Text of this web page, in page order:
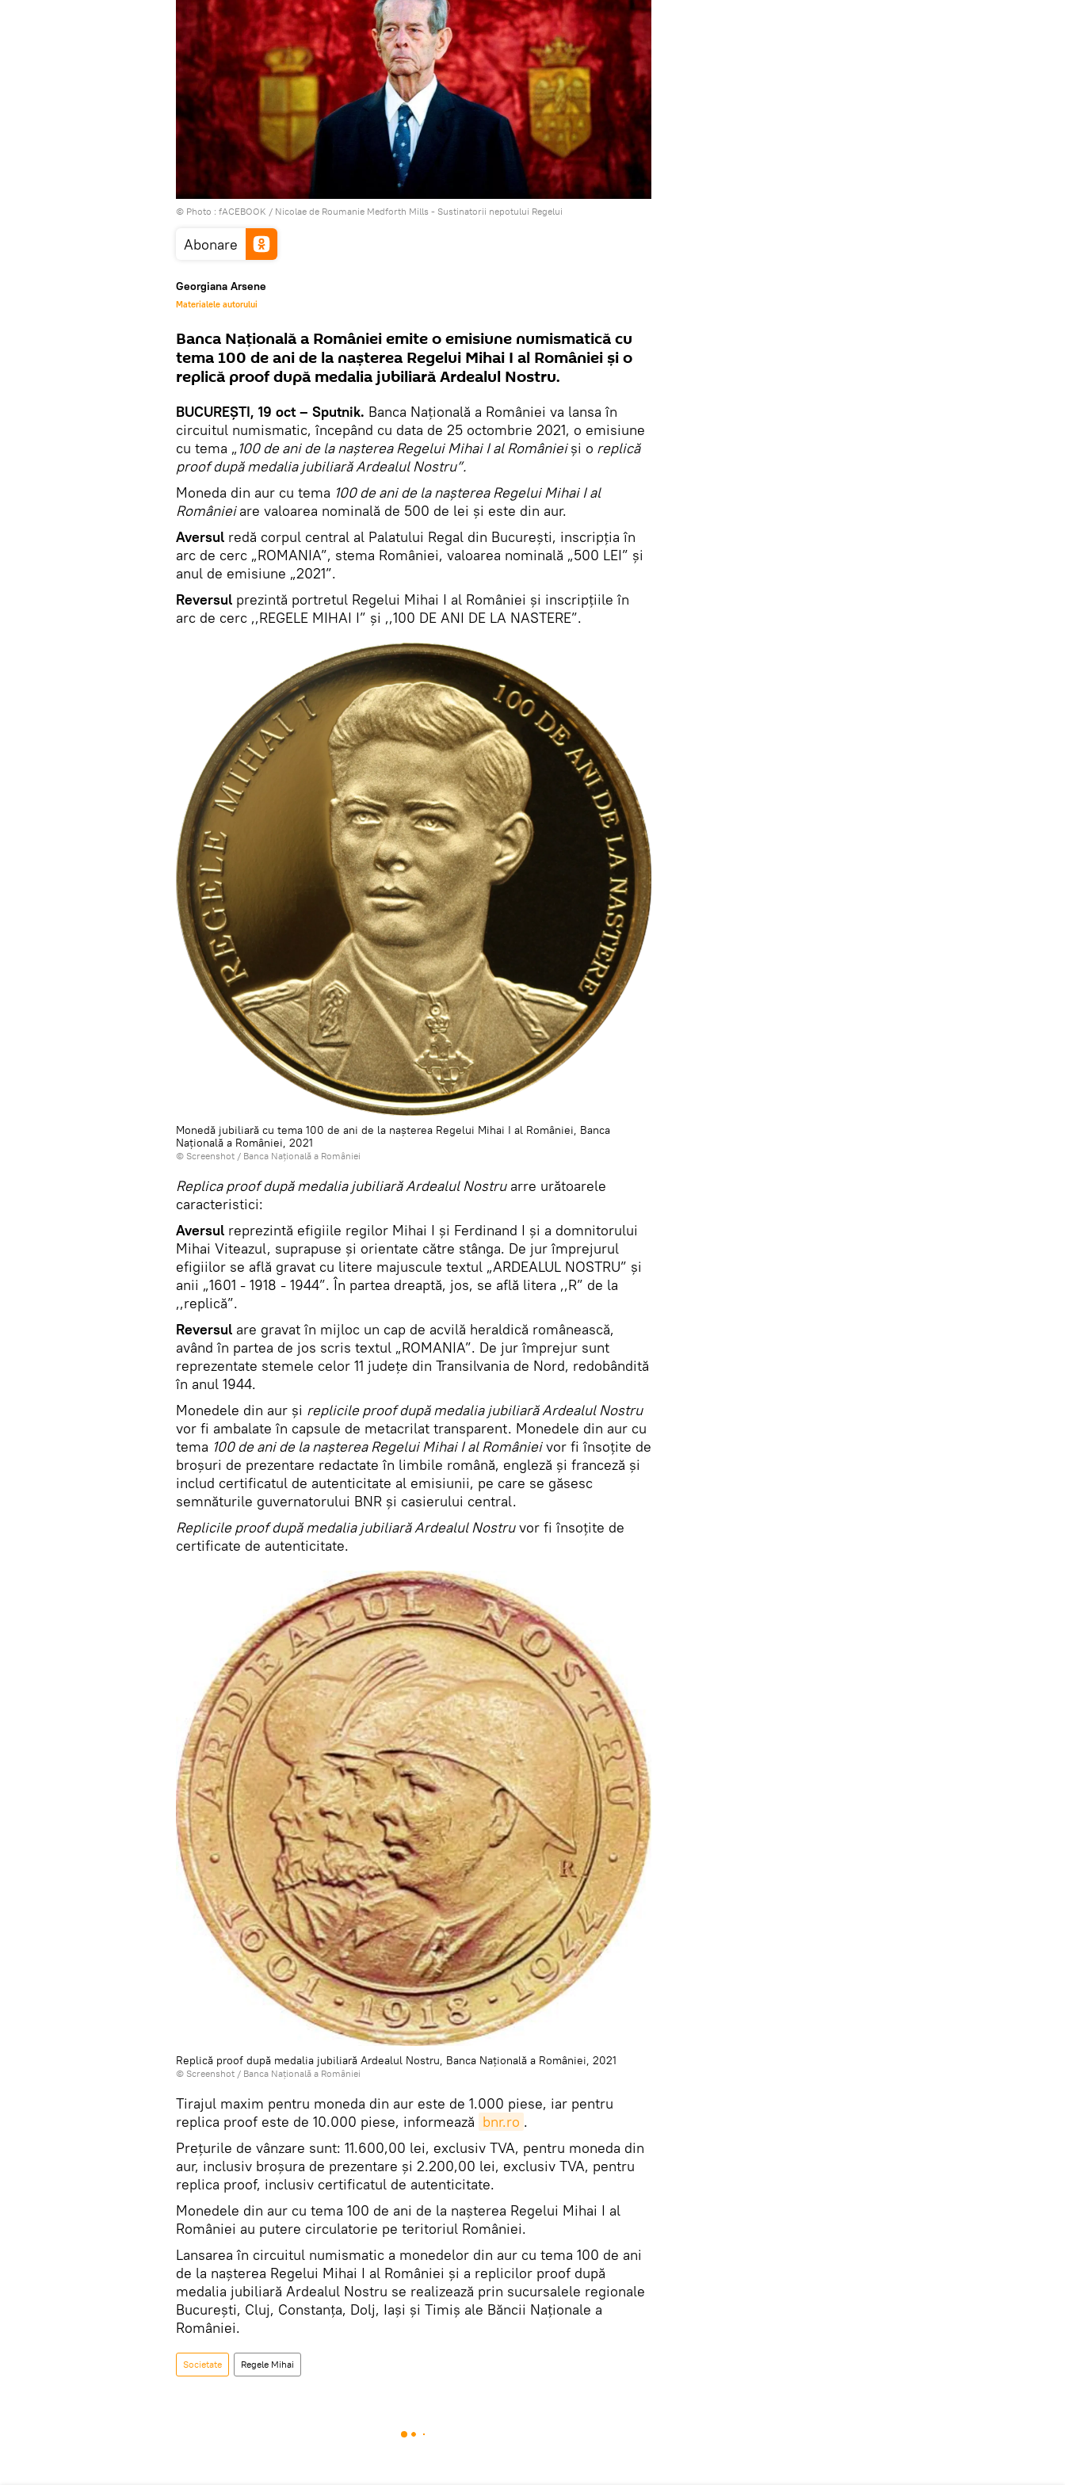
© Photo : fACEBOOK / Nicolae de Roumanie Medforth Mills - Sustinatorii nepotului Regelui
Abonare
Georgiana Arsene
Materialele autorului
Banca Națională a României emite o emisiune numismatică cu
tema 100 de ani de la nașterea Regelui Mihai I al României și o
replică proof după medalia jubiliară Ardealul Nostru.
BUCUREȘTI, 19 oct – Sputnik. Banca Națională a României va lansa în
circuitul numismatic, începând cu data de 25 octombrie 2021, o emisiune
cu tema „ 100 de ani de la nașterea Regelui Mihai I al Românieiși o replică
proof după medalia jubiliară Ardealul Nostru”.
Moneda din aur cu tema 100 de ani de la nașterea Regelui Mihai I al
Românieiare valoarea nominală de 500 de lei și este din aur.
Aversul redă corpul central al Palatului Regal din București, inscripția în
arc de cerc „ROMANIA”, stema României, valoarea nominală „500 LEI” și
anul de emisiune „2021”.
Reversul prezintă portretul Regelui Mihai I al României și inscripțiile în
arc de cerc ,,REGELE MIHAI I” și ,,100 DE ANI DE LA NASTERE”.
Monedă jubiliară cu tema 100 de ani de la nașterea Regelui Mihai I al României, Banca
Națională a României, 2021
© Screenshot / Banca Naţională a României
Replica proof după medalia jubiliară Ardealul Nostruarre urătoarele
caracteristici:
Aversul reprezintă efigiile regilor Mihai I și Ferdinand I și a domnitorului
Mihai Viteazul, suprapuse și orientate către stânga. De jur împrejurul
efigiilor se află gravat cu litere majuscule textul „ARDEALUL NOSTRU” şi
anii „1601 - 1918 - 1944”. În partea dreaptă, jos, se află litera ,,R” de la
,,replică”.
Reversul are gravat în mijloc un cap de acvilă heraldică românească,
având în partea de jos scris textul „ROMANIA”. De jur împrejur sunt
reprezentate stemele celor 11 judeţe din Transilvania de Nord, redobândită
în anul 1944.
Monedele din aur și replicile proof după medalia jubiliară Ardealul Nostru
vor fi ambalate în capsule de metacrilat transparent. Monedele din aur cu
tema 100 de ani de la nașterea Regelui Mihai I al Românieivor fi însoţite de
broşuri de prezentare redactate în limbile română, engleză şi franceză și
includ certificatul de autenticitate al emisiunii, pe care se găsesc
semnăturile guvernatorului BNR şi casierului central.
Replicile proof după medalia jubiliară Ardealul Nostruvor fi însoțite de
certificate de autenticitate.
Replică proof după medalia jubiliară Ardealul Nostru, Banca Națională a României, 2021
© Screenshot / Banca Națională a României
Tirajul maxim pentru moneda din aur este de 1.000 piese, iar pentru
replica proof este de 10.000 piese, informează bnr.ro .
Preţurile de vânzare sunt: 11.600,00 lei, exclusiv TVA, pentru moneda din
aur, inclusiv broșura de prezentare și 2.200,00 lei, exclusiv TVA, pentru
replica proof, inclusiv certificatul de autenticitate.
Monedele din aur cu tema 100 de ani de la nașterea Regelui Mihai I al
României au putere circulatorie pe teritoriul României.
Lansarea în circuitul numismatic a monedelor din aur cu tema 100 de ani
de la nașterea Regelui Mihai I al României și a replicilor proof după
medalia jubiliară Ardealul Nostru se realizează prin sucursalele regionale
Bucureşti, Cluj, Constanța, Dolj, Iaşi şi Timiş ale Băncii Naţionale a
României.
Societate Regele Mihai